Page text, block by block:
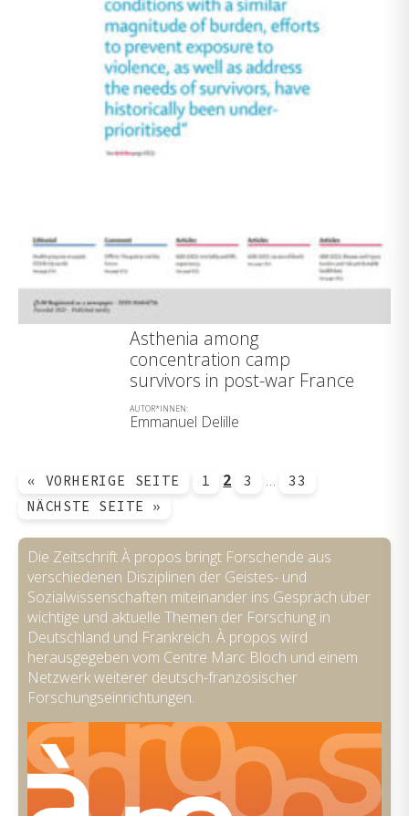
Asthenia among
concentration camp
survivors in post-war France
AUTOR*INNEN:
Emmanuel Delille
« VORHERIGE SEITE 1 2 3 …
33
NÄCHSTE SEITE »
Die Zeitschrift À propos bringt Forschende aus
verschiedenen Disziplinen der Geistes- und
Sozialwissenschaften miteinander ins Gespräch über
wichtige und aktuelle Themen der Forschung in
Deutschland und Frankreich. À propos wird
herausgegeben vom Centre Marc Bloch und einem
Netzwerk weiterer deutsch-französischer
Forschungseinrichtungen.